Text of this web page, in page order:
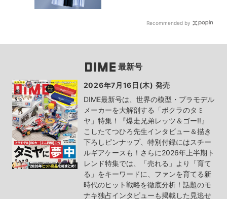
Recommended by
最新号
2026年7月16日(木) 発売
DIME最新号は、世界の模型・プラモデル
メーカーを大解剖する「ボクラのタミ
ヤ」特集！『爆走兄弟レッツ＆ゴー!!』
こしたてつひろ先生インタビュー＆描き
下ろしピンナップ、特別付録にはスチー
ルギアケースも！さらに2026年上半期ト
レンド特集では、「売れる」より「育て
る」をキーワードに、ファンを育てる新
時代のヒット戦略を徹底分析！話題のモ
ナキ独占インタビューも掲載した見逃せ